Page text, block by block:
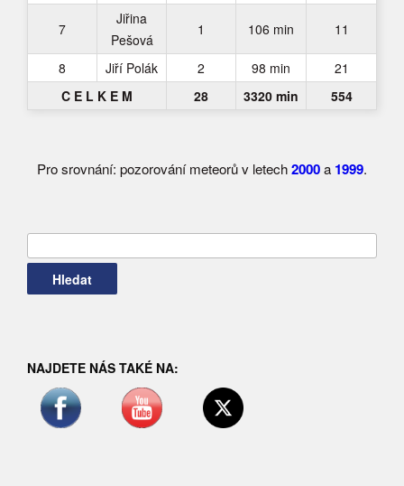
7
Jiřina
Pešová
1 106 min 11
8 Jiří Polák 2 98 min
21
C E L K E M
28 3320 min 554
Pro srovnání: pozorování meteorů v letech2000a 1999.
NAJDETE NÁS TAKÉ NA: